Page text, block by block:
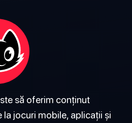
să oferim conținut
la jocuri mobile, aplicații și